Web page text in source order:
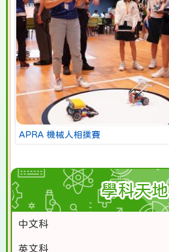
APRA 機械人相撲賽
學科天地
中文科
英文科